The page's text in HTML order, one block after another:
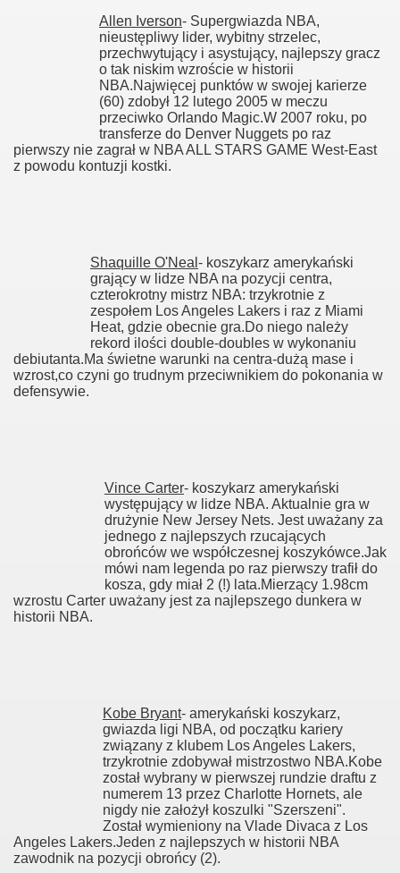
Allen Iverson- Supergwiazda NBA,
nieustępliwy lider, wybitny strzelec,
przechwytujący i asystujący, najlepszy gracz
o tak niskim wzroście w historii
NBA.Najwięcej punktów w swojej karierze
(60) zdobył 12 lutego 2005 w meczu
przeciwko Orlando Magic.W 2007 roku, po
transferze do Denver Nuggets po raz
pierwszy nie zagrał w NBA ALL STARS GAME West-East
z powodu kontuzji kostki.
Shaquille O'Neal - koszykarz amerykański
grający w lidze NBA na pozycji centra,
czterokrotny mistrz NBA: trzykrotnie z
zespołem Los Angeles Lakers i raz z Miami
Heat, gdzie obecnie gra.Do niego należy
rekord ilości double-doubles w wykonaniu
debiutanta.Ma świetne warunki na centra-dużą mase i
wzrost,co czyni go trudnym przeciwnikiem do pokonania w
defensywie.
Vince Carter- koszykarz amerykański
występujący w lidze NBA. Aktualnie gra w
drużynie New Jersey Nets. Jest uważany za
jednego z najlepszych rzucających
obrońców we współczesnej koszykówce.Jak
mówi nam legenda po raz pierwszy trafił do
kosza, gdy miał 2 (!) lata.Mierzący 1.98cm
wzrostu Carter uważany jest za najlepszego dunkera w
historii NBA.
Kobe Bryant- amerykański koszykarz,
gwiazda ligi NBA, od początku kariery
związany z klubem Los Angeles Lakers,
trzykrotnie zdobywał mistrzostwo NBA.Kobe
został wybrany w pierwszej rundzie draftu z
numerem 13 przez Charlotte Hornets, ale
nigdy nie założył koszulki "Szerszeni".
Został wymieniony na Vlade Divaca z Los
Angeles Lakers.Jeden z najlepszych w historii NBA
zawodnik na pozycji obrońcy (2).